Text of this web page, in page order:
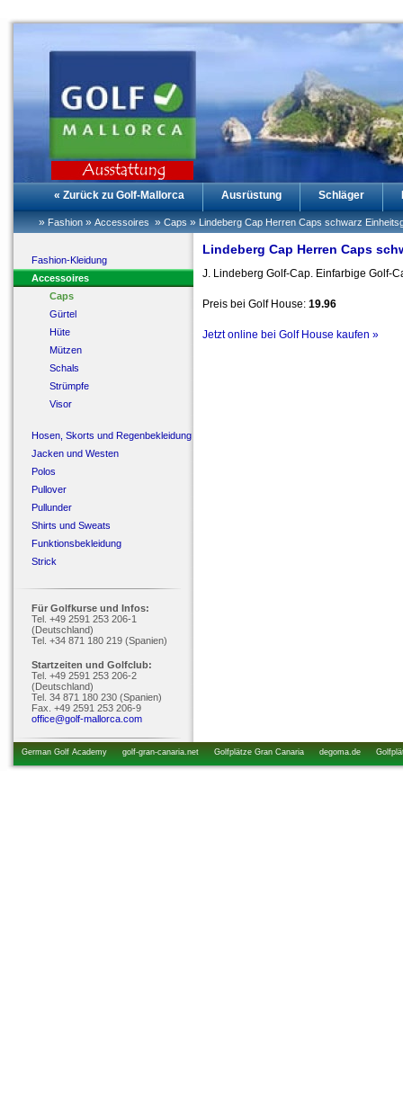
« Zurück zu Golf-Mallorca Ausrüstung Schläger
» Fashion » Accessoires » Caps » Lindeberg Cap Herren Caps schwarz
Fashion-Kleidung
Accessoires
Caps
Gürtel
Hüte
Mützen
Schals
Strümpfe
Visor
Hosen, Skorts und Regenbekleidung
Jacken und Westen
Polos
Pullover
Pullunder
Shirts und Sweats
Funktionsbekleidung
Strick
Für Golfkurse und Infos:
Tel. +49 2591 253 206-1
(Deutschland)
Tel. +34 871 180 219 (Spanien)
Startzeiten und Golfclub:
Tel. +49 2591 253 206-2
(Deutschland)
Tel. 34 871 180 230 (Spanien)
Fax. +49 2591 253 206-9
office@golf-mallorca.com
Lindeberg Cap Herren Caps
J. Lindeberg Golf-Cap. Einfarbige Golf-
Preis bei Golf House: 19.96
Jetzt online bei Golf House kaufen »
German Golf Academy golf-gran-canaria.net Golfplätze Gran Canaria degoma.de
startzeiten.de golfkurs-urlaub.de